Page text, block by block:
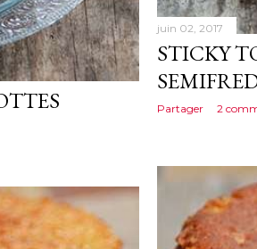
juin 02, 2017
STICKY
Partager 2